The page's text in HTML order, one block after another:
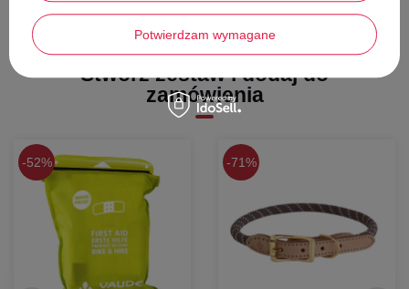
gwiazdki oraz księżyc, co z pewnością zaciekawi malucha podczas
posiłku.
Silikon to materiał niezwykle higieniczny i łatwy w pielęgnacji. Kubek
można bez obaw myć w zmywarce, co oszczędza Twój czas.
Stwórz zestaw i dodaj do
zamówienia
52% 71%
Potwierdzam wymagane